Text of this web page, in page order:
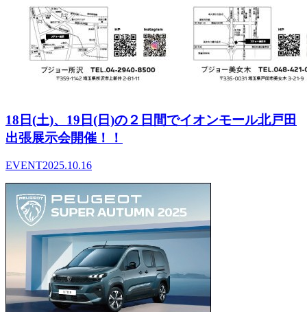
18日(土)、19日(日)の２日間でイオンモール北戸田
出張展示会開催！！
EVENT2025.10.16